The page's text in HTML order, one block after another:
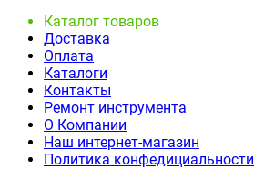
Каталог товаров
Доставка
Оплата
Каталоги
Контакты
Ремонт инструмента
О Компании
Наш интернет-магазин
Политика конфедициальности